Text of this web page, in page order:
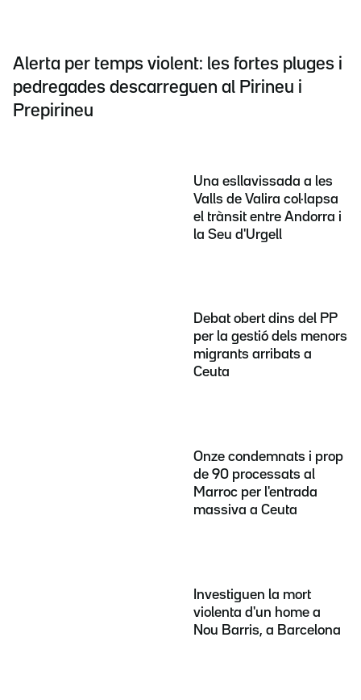
Alerta per temps violent: les fortes pluges i
pedregades descarreguen al Pirineu i
Prepirineu
Una esllavissada a les
Valls de Valira col·lapsa
el trànsit entre Andorra i
la Seu d'Urgell
Debat obert dins del PP
per la gestió dels menors
migrants arribats a
Ceuta
Onze condemnats i prop
de 90 processats al
Marroc per l'entrada
massiva a Ceuta
Investiguen la mort
violenta d'un home a
Nou Barris, a Barcelona